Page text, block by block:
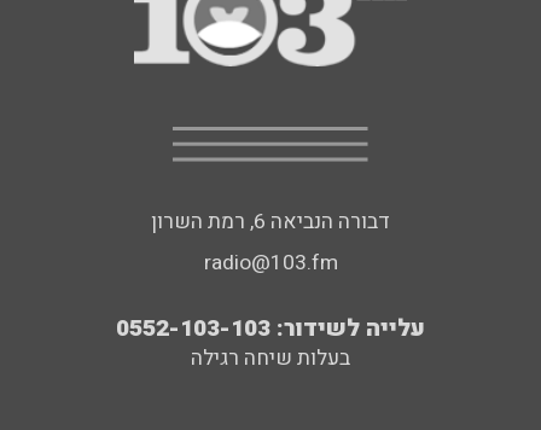
דבורה הנביאה 6, רמת השרון
radio@103.fm
עלייה לשידור: 0552-103-103
בעלות שיחה רגילה